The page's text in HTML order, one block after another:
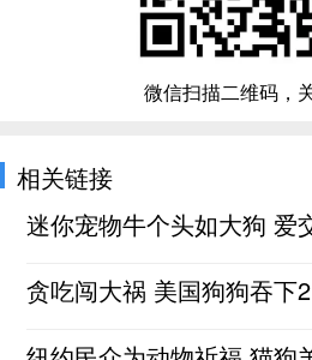
微信扫描二维码，
相关链接
迷你宠物牛个头如大狗 爱
贪吃闯大祸 美国狗狗吞下